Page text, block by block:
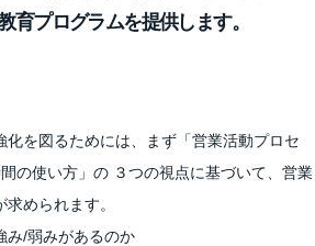
育プログラムを提供します。
化を図るためには、まず「営業活動プロセ
の使い方」の ３つの視点に基づいて、営業
められます。
み/弱みがあるのか